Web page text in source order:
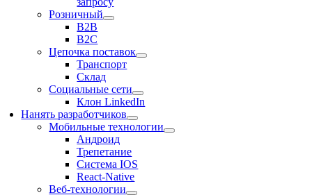
Розничный
В2В
В2С
Цепочка поставок
Транспорт
Склад
Социальные сети
Клон LinkedIn
Нанять разработчиков
Мобильные технологии
Андроид
Трепетание
Система IOS
React-Native
Веб-технологии